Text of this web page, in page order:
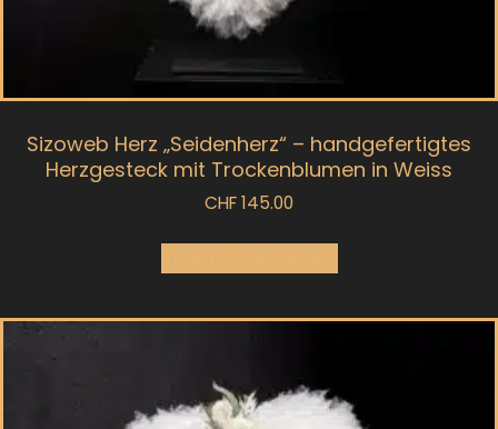
Sizoweb Herz „Seidenherz“ – handgefertigtes
Herzgesteck mit Trockenblumen in Weiss
CHF145.00